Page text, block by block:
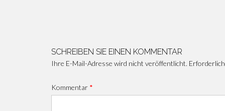
SCHREIBEN SIE EINEN KOMMENTAR
Ihre E-Mail-Adresse wird nicht veröffentlicht.
Kommentar *